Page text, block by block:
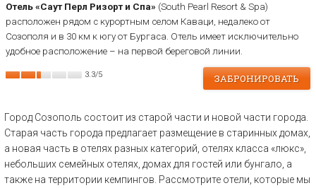
Отель «Саут Перл Ризорт и Спа» (South Pearl Resort & Spa)
расположен рядом с курортным селом Каваци, недалеко от
Созополя и в 30 км к югу от Бургаса. Отель имеет исключительно
удобное расположение – на первой береговой линии.
ЗАБРОНИРОВАТЬ
3.3/5
Город Созополь состоит из старой части и новой части города.
Старая часть города предлагает размещение в старинных домах,
а новая часть в отелях разных категорий, отелях класса «люкс»,
небольших семейных отелях, домах для гостей или бунгало, а
также на территории кемпингов. Рассмотрите отели, которые мы